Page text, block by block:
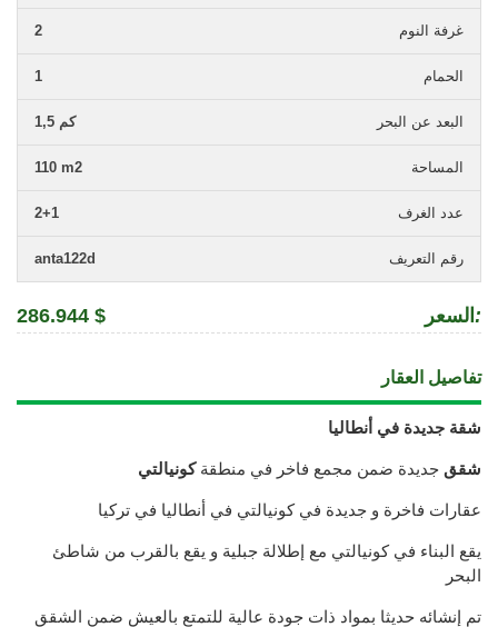
غرفة النوم 2
الحمام 1
البعد عن البحر 1,5 كم
المساحة 110 m2
عدد الغرف 2+1
رقم التعريف anta122d
السعر :
286.944 $
تفاصيل العقار
شقة جديدة في أنطاليا
شقق جديدة ضمن مجمع فاخر في منطقةكونيالتي
عقارات فاخرة و جديدة في كونيالتي في أنطاليا في تركيا
يقع البناء في كونيالتي مع إطلالة جبلية و يقع بالقرب من شاطئ
البحر
تم إنشائه حديثا بمواد ذات جودة عالية للتمتع بالعيش ضمن الشقق